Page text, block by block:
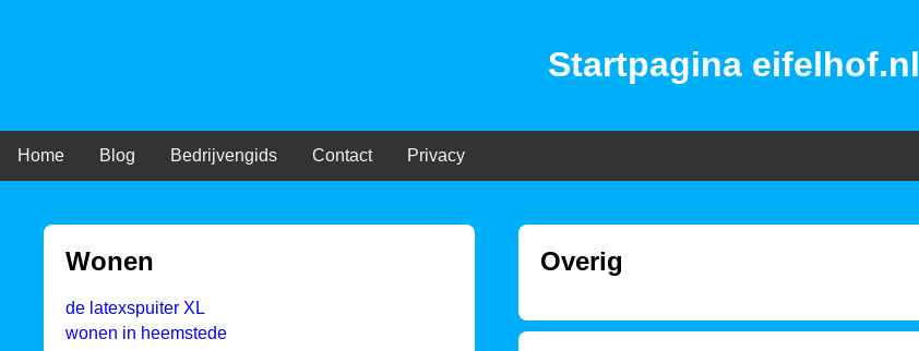
Startpagina eifelhof.nl
Home Blog Bedrijvengids Contact Privacy
Wonen
de latexspuiter XL
wonen in heemstede
Overig